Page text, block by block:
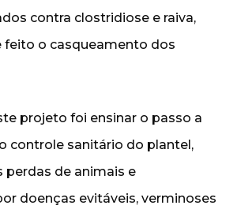
contra clostridiose e raiva,
feito o casqueamento dos
projeto foi ensinar o passo a
controle sanitário do plantel,
perdas de animais e
doenças evitáveis, verminoses